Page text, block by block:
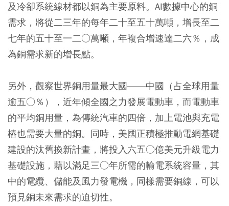
及冷卻系統線材都以銅為主要原料。AI數據中心的銅
需求，將從二三年的每年二十至五十萬噸，增長至二
七年的五十至一二○萬噸，年複合增速達二六％，成
為銅需求新的增長點。
另外，觀察世界銅用量最大國——中國（占全球用量
逾五○％），近年傾全國之力發展電動車，而電動車
的平均銅用量，為傳統汽車的四倍，加上電池與充電
樁也需要大量的銅。同時，美國正積極推動電網基礎
建設的汰舊換新計畫，將投入六五○億美元升級電力
基礎設施，藉以滿足三○年所需的輸電系統容量，其
中的電纜、儲能及風力發電機，同樣需要銅線，可以
預見銅未來需求的迫切性。